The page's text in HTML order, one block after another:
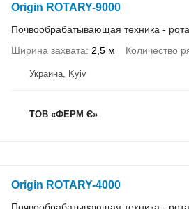
Origin ROTARY-9000
Почвообрабатывающая техника -
Ширина захвата
2,5 м Количество
Украина, Kyiv
ТОВ «ФЕРМ Є»
Origin ROTARY-4000
Почвообрабатывающая техника -